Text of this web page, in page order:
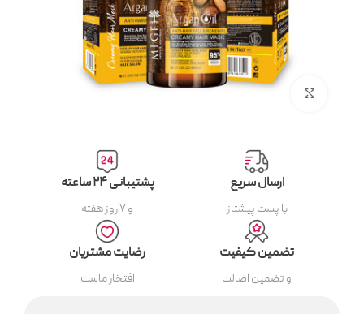
ارسال سریع
با پست پیشتاز
پشتیبانی ۲۴ ساعته
و ۷ روز هفته
تضمین کیفیت
و تضمین اصالت
رضایت مشتریان
افتخار ماست